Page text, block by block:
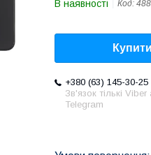
В наявності Код:
Купити
+380 (63) 145-30-25
Зв'язок тількі Viber
Telegram